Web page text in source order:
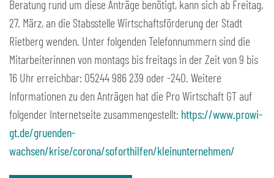
Beratung rund um diese Anträge benötigt, kann sich ab Freitag,
27. März, an die Stabsstelle Wirtschaftsförderung der Stadt
Rietberg wenden. Unter folgenden Telefonnummern sind die
Mitarbeiterinnen von montags bis freitags in der Zeit von 9 bis
16 Uhr erreichbar: 05244 986 239 oder -240. Weitere
Informationen zu den Anträgen hat die Pro Wirtschaft GT auf
folgender Internetseite zusammengestellt: https://www.prowi-
gt.de/gruenden-
wachsen/krise/corona/soforthilfen/kleinunternehmen/